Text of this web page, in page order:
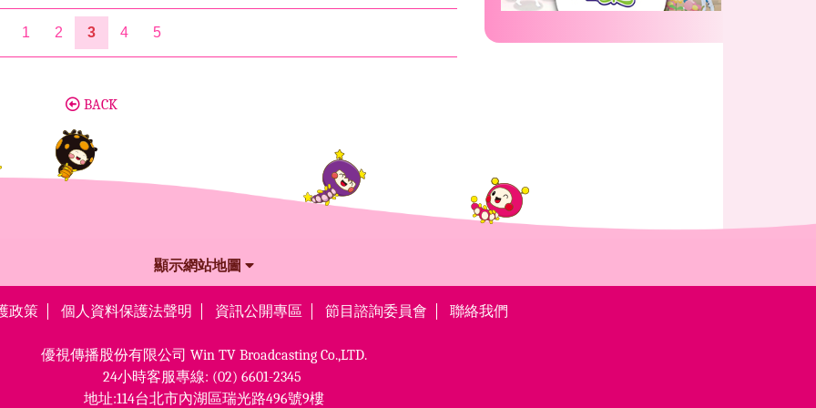
1 2 3 4 5
BACK
顯示網站地圖
政策 個人資料保護法聲明 資訊公開專區 節目諮詢委員會 聯絡我們
優視傳播股份有限公司 Win TV Broadcasting Co.,LTD.
24小時客服專線: (02) 6601-2345
地址:114台北市內湖區瑞光路496號9樓